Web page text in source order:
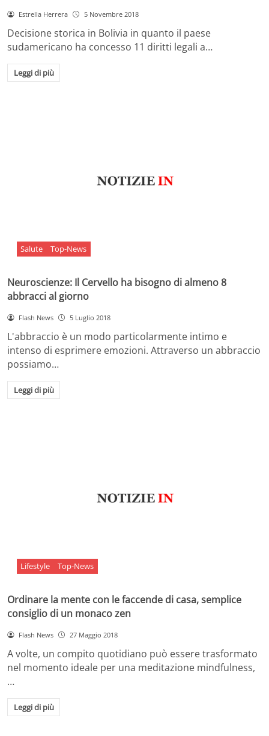
Estrella Herrera 5 Novembre 2018
Decisione storica in Bolivia in quanto il paese
sudamericano ha concesso 11 diritti legali a…
Leggi di più
Salute Top-News
Neuroscienze: Il Cervello ha bisogno di almeno 8
abbracci al giorno
Flash News 5 Luglio 2018
L'abbraccio è un modo particolarmente intimo e
intenso di esprimere emozioni. Attraverso un abbraccio
possiamo…
Leggi di più
Lifestyle Top-News
Ordinare la mente con le faccende di casa, semplice
consiglio di un monaco zen
Flash News 27 Maggio 2018
A volte, un compito quotidiano può essere trasformato
nel momento ideale per una meditazione mindfulness,
…
Leggi di più